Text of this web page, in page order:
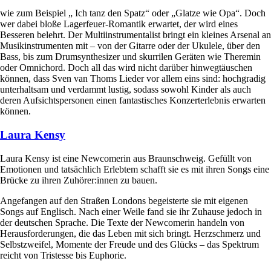
wie zum Beispiel „ Ich tanz den Spatz“ oder „Glatze wie Opa“. Doch
wer dabei bloße Lagerfeuer-Romantik erwartet, der wird eines
Besseren belehrt. Der Multiinstrumentalist bringt ein kleines Arsenal an
Musikinstrumenten mit – von der Gitarre oder der Ukulele, über den
Bass, bis zum Drumsynthesizer und skurrilen Geräten wie Theremin
oder Omnichord. Doch all das wird nicht darüber hinwegtäuschen
können, dass Sven van Thoms Lieder vor allem eins sind: hochgradig
unterhaltsam und verdammt lustig, sodass sowohl Kinder als auch
deren Aufsichtspersonen einen fantastisches Konzerterlebnis erwarten
können.
Laura Kensy
Laura Kensy ist eine Newcomerin aus Braunschweig. Gefüllt von
Emotionen und tatsächlich Erlebtem schafft sie es mit ihren Songs eine
Brücke zu ihren Zuhörer:innen zu bauen.
Angefangen auf den Straßen Londons begeisterte sie mit eigenen
Songs auf Englisch. Nach einer Weile fand sie ihr Zuhause jedoch in
der deutschen Sprache. Die Texte der Newcomerin handeln von
Herausforderungen, die das Leben mit sich bringt. Herzschmerz und
Selbstzweifel, Momente der Freude und des Glücks – das Spektrum
reicht von Tristesse bis Euphorie.